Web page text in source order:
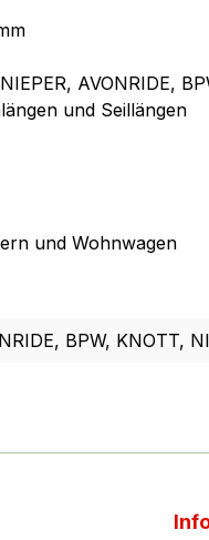
AVONRIDE,
und Seillängen
und Wohnwagen
BPW, KNOTT,